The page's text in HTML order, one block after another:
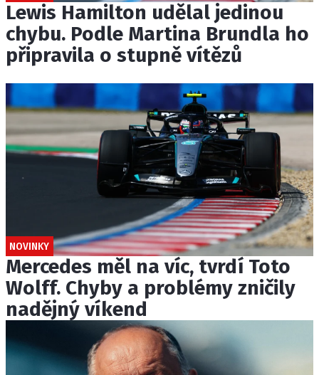
Lewis Hamilton udělal jedinou
chybu. Podle Martina Brundla ho
připravila o stupně vítězů
NOVINKY
Mercedes měl na víc, tvrdí Toto
Wolff. Chyby a problémy zničily
nadějný víkend